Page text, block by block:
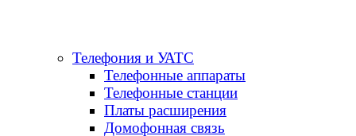
Телефония и УАТС
Телефонные аппараты
Телефонные станции
Платы расширения
Домофонная связь